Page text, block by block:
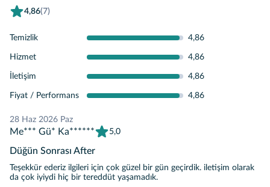
4,86(7)
Temizlik 4,86
Hizmet 4,86
İletişim 4,86
Fiyat / Performans 4,86
Me*** Gü* Ka****** 5,0
28 Haz 2026 Paz
Düğün Sonrası After
Teşekkür ederiz ilgileri için çok güzel bir gün geçirdik. iletişim olarak
da çok iyiydi hiç bir tereddüt yaşamadık.